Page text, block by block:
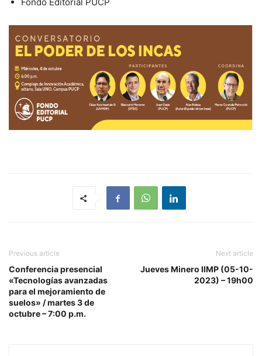
Fondo Editorial PUCP
Previous article
Conferencia presencial
«Tecnologías avanzadas
para el mejoramiento de
suelos» / martes 3 de
octubre – 7:00 p.m.
Next article
Jueves Minero IIMP (05-10-
2023) – 19h00